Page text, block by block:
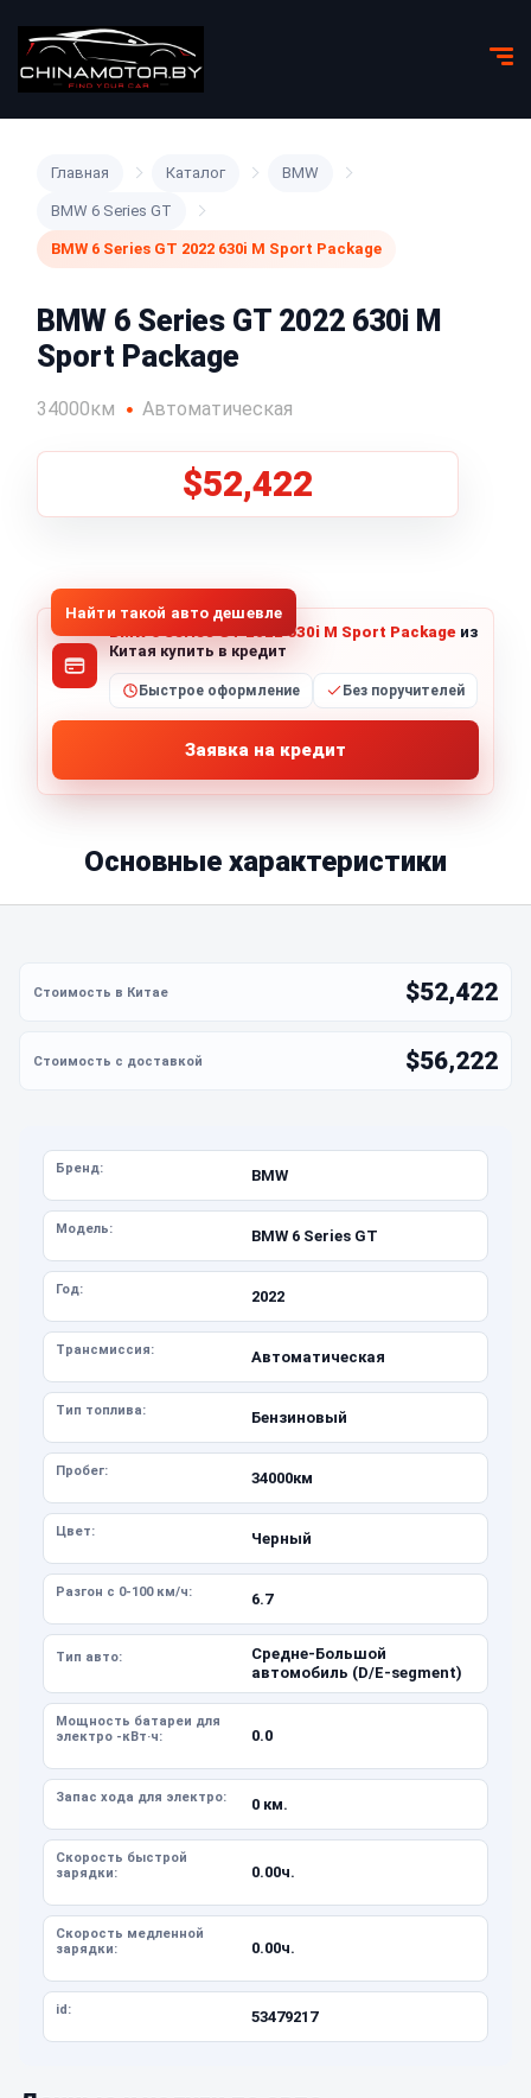
Главная Каталог BMW
BMW 6 Series GT
BMW 6 Series GT 2022 630i M Sport Package
BMW 6 Series GT 2022 630i M
Sport Package
34000км Автоматическая
$52,422
Найти такой авто дешевле
BMW 6 Series GT 2022 630i M Sport Package из
Китая купить в кредит
Быстрое оформление Без поручителей
Заявка на кредит
Основные характеристики
$52,422
$56,222
Бренд: BMW
Модель: BMW 6 Series GT
Год: 2022
Трансмиссия: Автоматическая
Тип топлива: Бензиновый
Пробег: 34000км
Цвет: Черный
Разгон с 0-100 км/ч: 6.7
Тип авто:
Средне-Большой
автомобиль (D/E-segment)
Мощность батареи для
электро -кВт·ч:
0.0
Запас хода для электро: 0 км.
Скорость быстрой
зарядки:
0.00ч.
Скорость медленной
зарядки:
0.00ч.
id: 53479217